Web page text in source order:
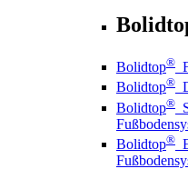
Bolidtop®
Bolidtop®
Bolidtop®
Bolidtop®